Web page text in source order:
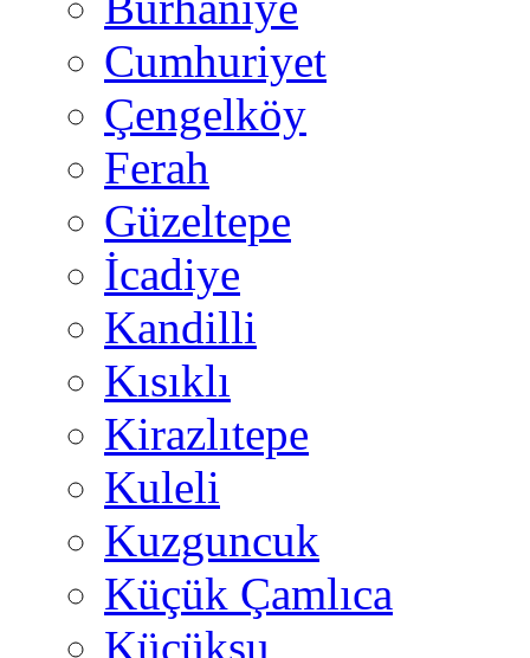
Cumhuriyet
Çengelköy
Ferah
Güzeltepe
İcadiye
Kandilli
Kısıklı
Kirazlıtepe
Kuleli
Kuzguncuk
Küçük Çamlıca
Küçüksu